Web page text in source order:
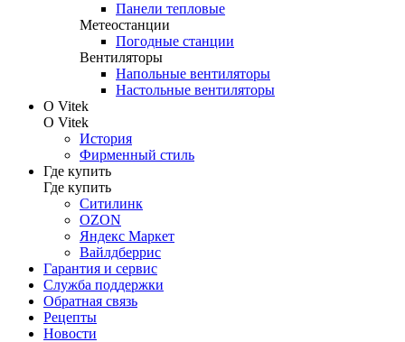
Панели тепловые
Метеостанции
Погодные станции
Вентиляторы
Напольные вентиляторы
Настольные вентиляторы
О Vitek
О Vitek
История
Фирменный стиль
Где купить
Где купить
Ситилинк
OZON
Яндекс Маркет
Вайлдберрис
Гарантия и сервис
Служба поддержки
Обратная связь
Рецепты
Новости